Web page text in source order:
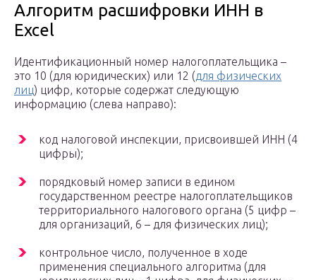
Алгоритм расшифровки ИНН в
Excel
Идентификационный номер налогоплательщика –
это 10 (для юридических) или 12 (для физических
лиц) цифр, которые содержат следующую
информацию (слева направо):
код налоговой инспекции, присвоившей ИНН (4
цифры);
порядковый номер записи в едином
государственном реестре налогоплательщиков
территориального налогового органа (5 цифр –
для организаций, 6 – для физических лиц);
контрольное число, полученное в ходе
применения специального алгоритма (для